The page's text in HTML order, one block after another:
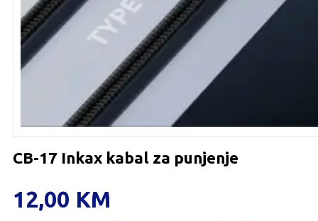
CB-17 Inkax kabal za punjenje
12,00 KM